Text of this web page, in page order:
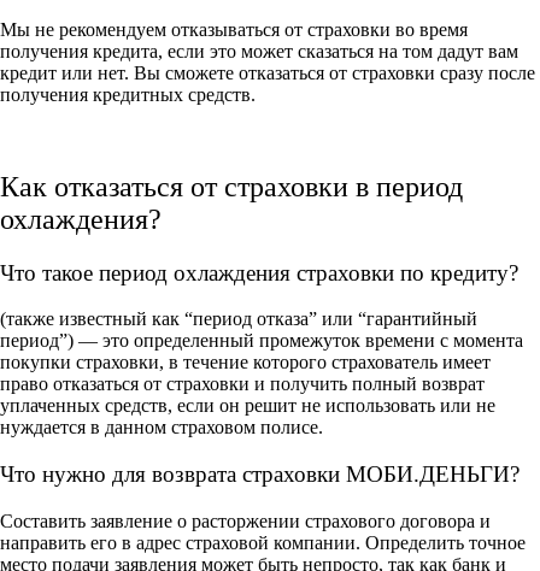
Мы не рекомендуем отказываться от страховки во время
получения кредита, если это может сказаться на том дадут вам
кредит или нет. Вы сможете отказаться от страховки сразу после
получения кредитных средств.
Как отказаться от страховки в период
охлаждения?
Что такое период охлаждения страховки по кредиту?
(также известный как “период отказа” или “гарантийный
период”) — это определенный промежуток времени с момента
покупки страховки, в течение которого страхователь имеет
право отказаться от страховки и получить полный возврат
уплаченных средств, если он решит не использовать или не
нуждается в данном страховом полисе.
Что нужно для возврата страховки МОБИ.ДЕНЬГИ?
Составить заявление о расторжении страхового договора и
направить его в адрес страховой компании. Определить точное
место подачи заявления может быть непросто, так как банк и